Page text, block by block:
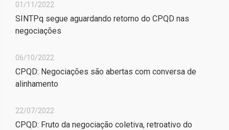
01/11/2022
SINTPq segue aguardando retorno do CPQD nas
negociações
06/10/2022
CPQD: Negociações são abertas com conversa de
alinhamento
22/07/2022
CPQD: Fruto da negociação coletiva, retroativo do